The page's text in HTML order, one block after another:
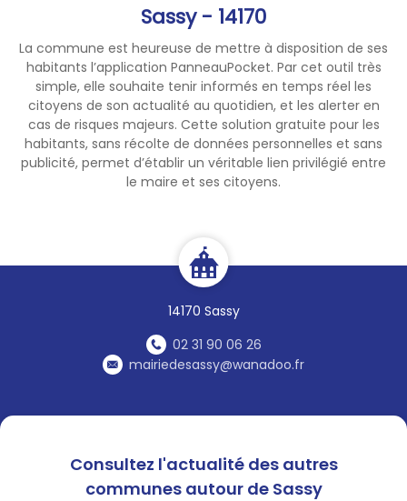
Sassy - 14170
La commune est heureuse de mettre à disposition de ses
habitants l’application PanneauPocket. Par cet outil très
simple, elle souhaite tenir informés en temps réel les
citoyens de son actualité au quotidien, et les alerter en
cas de risques majeurs. Cette solution gratuite pour les
habitants, sans récolte de données personnelles et sans
publicité, permet d’établir un véritable lien privilégié entre
le maire et ses citoyens.
14170 Sassy
02 31 90 06 26
mairiedesassy@wanadoo.fr
Consultez l'actualité des autres
communes autour de Sassy